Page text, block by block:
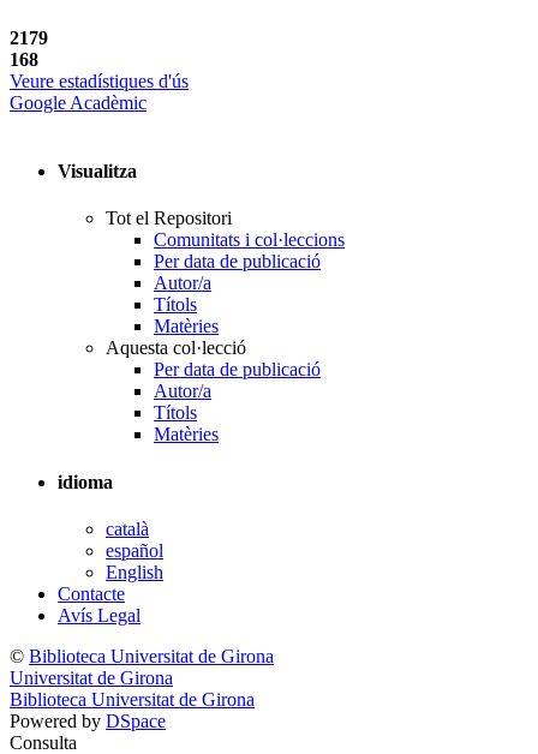
2179
168
Veure estadístiques d'ús
Google Acadèmic
Visualitza
Tot el Repositori
Comunitats i col·leccions
Per data de publicació
Autor/a
Títols
Matèries
Aquesta col·lecció
Per data de publicació
Autor/a
Títols
Matèries
idioma
català
español
English
Contacte
Avís Legal
© Biblioteca Universitat de Girona
Universitat de Girona
Biblioteca Universitat de Girona
Powered by DSpace
Consulta